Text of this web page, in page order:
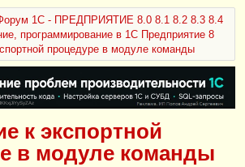
1С - ПРЕДПРИЯТИЕ 8.0 8.1 8.2 8.3 8.4
программирование в 1С Предприятие 8
процедуре в модуле команды
к экспортной
в модуле команды